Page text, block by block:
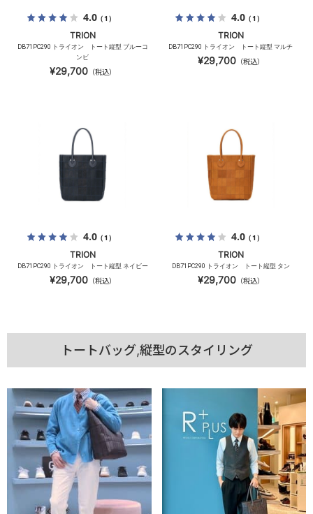
4.0（1）
TRION
DB71PC290 トライオン トート縦型 ブルーコ
ンビ
¥29,700（税込）
4.0（1）
TRION
DB71PC290 トライオン トート縦型 マルチ
¥29,700（税込）
4.0（1）
TRION
DB71PC290 トライオン トート縦型 ネイビー
¥29,700（税込）
4.0（1）
TRION
DB71PC290 トライオン トート縦型 タン
¥29,700（税込）
トートバッグ,縦型のスタイリング